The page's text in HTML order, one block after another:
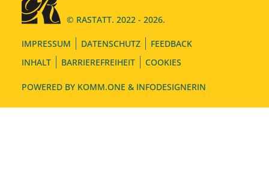
© RASTATT. 2022 - 2026.
IMPRESSUM DATENSCHUTZ
FEEDBACK
INHALT
BARRIEREFREIHEIT COOKIES
POWERED BY KOMM.ONE & INFODESIGNERIN